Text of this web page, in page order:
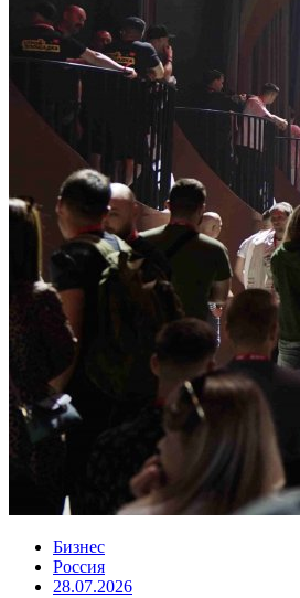
Бизнес
Россия
28.07.2026